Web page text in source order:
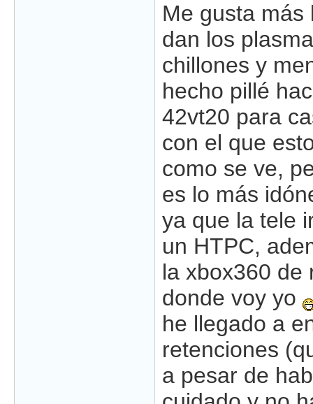
Me gusta más
dan los
chillones y
hecho pillé
42vt20 para
con el que
como se ve,
es lo más
ya que la tele
un HTPC,
la xbox360 de
donde voy yo
he llegado a
retenciones
a pesar de